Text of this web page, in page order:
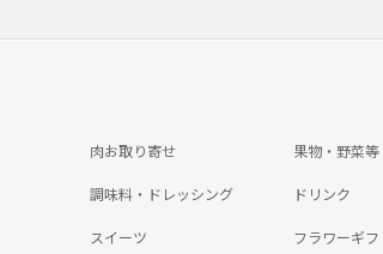
肉お取り寄せ 果物・野菜等
調味料・ドレッシング ドリンク
スイーツ フラワーギフ